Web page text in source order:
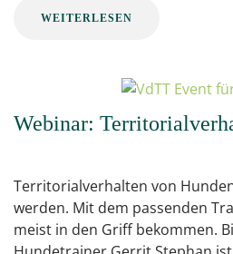
WEITERLESEN
Webinar:
Territorialverhalten von
werden. Mit dem passenden
meist in den Griff bekommen.